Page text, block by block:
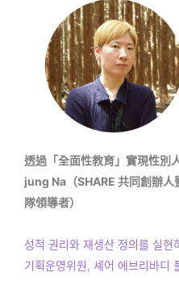
透過「全面性教育」實現性別
jung Na（SHARE 共同創辦
隊領導者）
성적 권리와 재생산 정의를 실현
기획운영위원, 셰어 에브리바디